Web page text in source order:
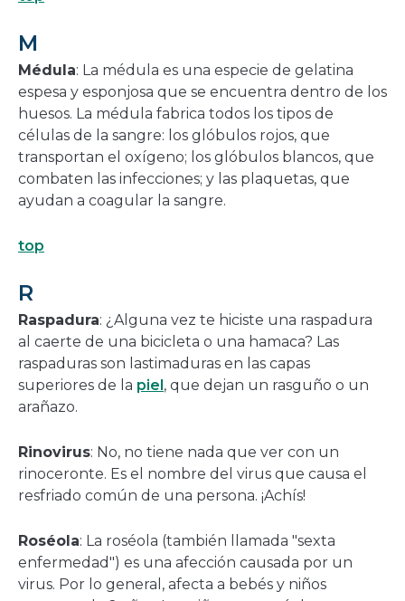
M
Médula: La médula es una especie de gelatina
espesa y esponjosa que se encuentra dentro de los
huesos. La médula fabrica todos los tipos de
células de la sangre: los glóbulos rojos, que
transportan el oxígeno; los glóbulos blancos, que
combaten las infecciones; y las plaquetas, que
ayudan a coagular la sangre.
top
R
Raspadura: ¿Alguna vez te hiciste una raspadura
al caerte de una bicicleta o una hamaca? Las
raspaduras son lastimaduras en las capas
superiores de la piel , que dejan un rasguño o un
arañazo.
Rinovirus: No, no tiene nada que ver con un
rinoceronte. Es el nombre del virus que causa el
resfriado común de una persona. ¡Achís!
Roséola: La roséola (también llamada "sexta
enfermedad") es una afección causada por un
virus. Por lo general, afecta a bebés y niños